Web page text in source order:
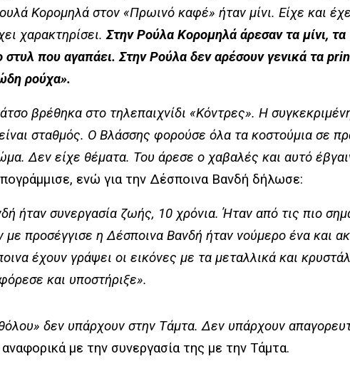
Κορομηλά στον «Πρωινό καφέ» ήταν μίνι. Είχε και
χαρακτηρίσει. Στην Ρούλα Κορομηλά άρεσαν τα μίνι, τα
στυλ που αγαπάει. Στην Ρούλα δεν αρέσουν γενικά τα
ρούχα».
βρέθηκα στο τηλεπαιχνίδι «Κόντρες». Η
σταθμός. Ο Βλάσσης φορούσε όλα τα κοστούμια σε
Δεν είχε θέματα. Του άρεσε ο χαβαλές και αυτό
ενώ για την Δέσποινα Βανδή δήλωσε:
ήταν συνεργασία ζωής, 10 χρόνια. Ήταν από τις πιο
με προσέγγισε η Δέσποινα Βανδή ήταν νούμερο ένα και
έχουν γράψει οι εικόνες με τα μεταλλικά και
και υποστήριξε».
δεν υπάρχουν στην Τάμτα. Δεν υπάρχουν
με την συνεργασία της με την Τάμτα.